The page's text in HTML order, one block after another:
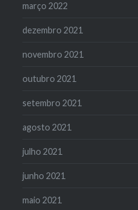
março 2022
dezembro 2021
novembro 2021
outubro 2021
setembro 2021
agosto 2021
julho 2021
junho 2021
maio 2021